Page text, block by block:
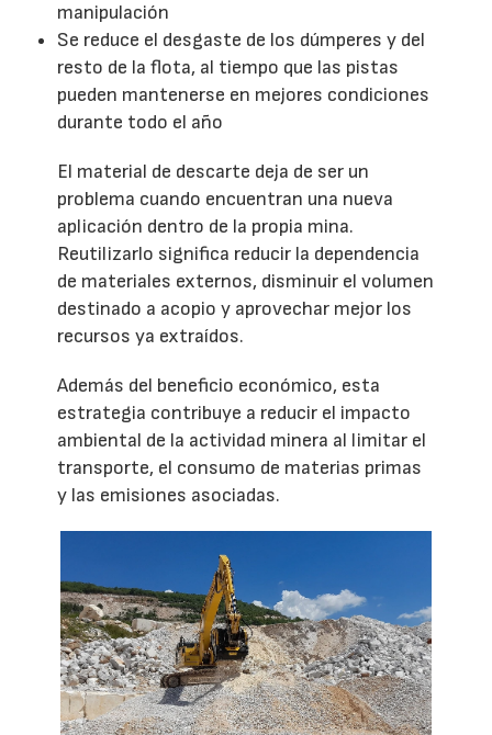
manipulación
Se reduce el desgaste de los dúmperes y del
resto de la flota, al tiempo que las pistas
pueden mantenerse en mejores condiciones
durante todo el año
El material de descarte deja de ser un
problema cuando encuentran una nueva
aplicación dentro de la propia mina.
Reutilizarlo significa reducir la dependencia
de materiales externos, disminuir el volumen
destinado a acopio y aprovechar mejor los
recursos ya extraídos.
Además del beneficio económico, esta
estrategia contribuye a reducir el impacto
ambiental de la actividad minera al limitar el
transporte, el consumo de materias primas
y las emisiones asociadas.